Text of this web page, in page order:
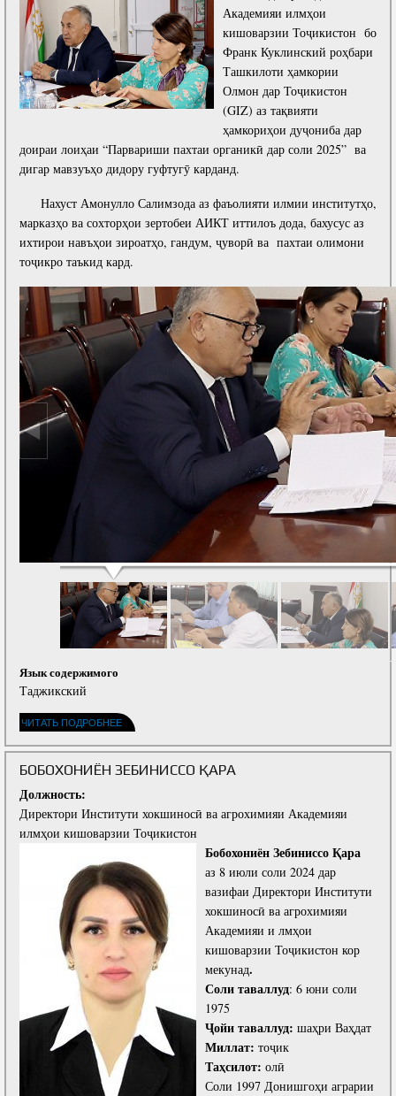
Академияи илмҳои
кишоварзии Тоҷикистон бо
Франк Куклинский роҳбари
Ташкилоти ҳамкории
Олмон дар Тоҷикистон
(GIZ) аз тақвияти
ҳамкориҳои дуҷониба дар
доираи лоиҳаи “Парвариши пахтаи органикӣ дар соли 2025” ва
дигар мавзуъҳо дидору гуфтугӯ карданд.
Нахуст Амонулло Салимзода аз фаъолияти илмии институтҳо,
марказҳо ва сохторҳои зертобеи АИКТ иттилоъ дода, бахусус аз
ихтирои навъҳои зироатҳо, гандум, ҷуворӣ ва пахтаи олимони
тоҷикро таъкид кард.
Язык содержимого
Таджикский
ЧИТАТЬ ПОДРОБНЕЕ
БОБОХОНИЁН ЗЕБИНИССО ҚАРА
Должность:
Директори Институти хокшиносӣ ва агрохимияи Академияи
илмҳои кишоварзии Тоҷикистон
БобохониёнЗебиниссоҚара
аз 8 июли соли 2024 дар
вазифаи Директори Институти
хокшиносӣ ва агрохимияи
Академияи и лмҳои
кишоварзии Тоҷикистон кор
мекунад.
Соли таваллуд: 6 юни соли
1975
Ҷойи таваллуд: шаҳри Ваҳдат
Миллат: тоҷик
Таҳсилот: олӣ
Соли 1997 Донишгоҳи аграрии